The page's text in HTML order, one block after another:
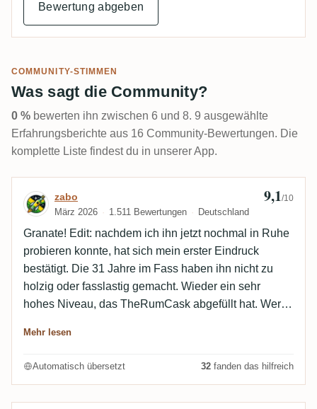
Bewertung abgeben
COMMUNITY-STIMMEN
Was sagt die Community?
0 % bewerten ihn zwischen 6 und 8. 9 ausgewählte
Erfahrungsberichte aus 16 Community-Bewertungen. Die
komplette Liste findest du in unserer App.
Bewertung von zabo
zabo
März 2026 1.511 Bewertungen Deutschland
9,1/10
Granate! Edit: nachdem ich ihn jetzt nochmal in Ruhe
probieren konnte, hat sich mein erster Eindruck
bestätigt. Die 31 Jahre im Fass haben ihn nicht zu
holzig oder fasslastig gemacht. Wieder ein sehr
hohes Niveau, das TheRumCask abgefüllt hat. Wer
älterer kommt, der wieder mit seiner Qualität
Mehr lesen
Automatisch übersetzt 32 fanden das hilfreich